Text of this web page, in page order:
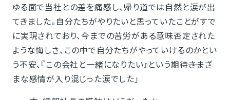
ゆる面で当社との差を痛感し、帰り道では自然と涙が出
てきました。自分たちがやりたいと思っていたことがすで
に実現されており、今までの苦労がある意味否定された
ような悔しさ、この中で自分たちがやっていけるのかとい
う不安、『この会社と一緒になりたい』という期待――さまざ
まな感情が入り混じった涙でした」